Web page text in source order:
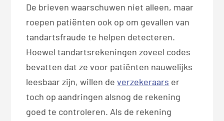
De brieven waarschuwen niet alleen, maar
roepen patiënten ook op om gevallen van
tandartsfraude te helpen detecteren.
Hoewel tandartsrekeningen zoveel codes
bevatten dat ze voor patiënten nauwelijks
leesbaar zijn, willen deverzekeraars er
toch op aandringen alsnog de rekening
goed te controleren. Als de rekening